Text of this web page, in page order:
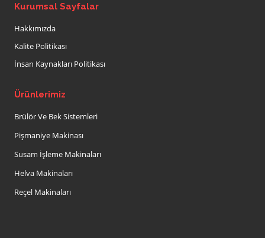
Kurumsal Sayfalar
Hakkımızda
Kalite Politikası
İnsan Kaynakları Politikası
Ürünlerimiz
Brülör Ve Bek Sistemleri
Pişmaniye Makinası
Susam İşleme Makinaları
Helva Makinaları
Reçel Makinaları